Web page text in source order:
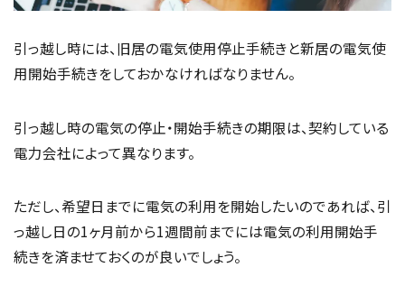
引っ越し時には、旧居の電気使用停止手続きと新居の電気使
用開始手続きをしておかなければなりません。
引っ越し時の電気の停止・開始手続きの期限は、契約している
電力会社によって異なります。
ただし、希望日までに電気の利用を開始したいのであれば、引
っ越し日の1ヶ月前から1週間前までには電気の利用開始手
続きを済ませておくのが良いでしょう。